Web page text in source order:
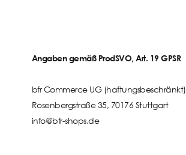
Angaben gemäß ProdSVO, Art. 19 GPSR
bfr Commerce UG (haftungsbeschränkt)
Rosenbergstraße 35, 70176 Stuttgart
info@bfr-shops.de